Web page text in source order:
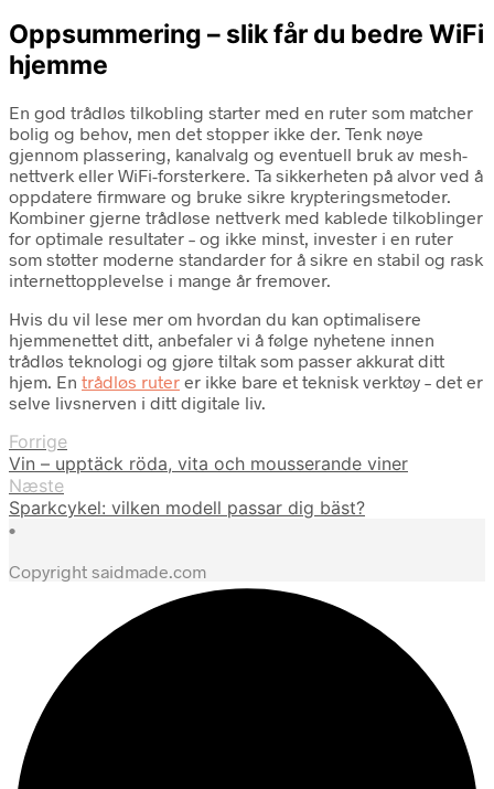
Oppsummering – slik får du bedre WiFi
hjemme
En god trådløs tilkobling starter med en ruter som matcher
bolig og behov, men det stopper ikke der. Tenk nøye
gjennom plassering, kanalvalg og eventuell bruk av mesh-
nettverk eller WiFi-forsterkere. Ta sikkerheten på alvor ved å
oppdatere firmware og bruke sikre krypteringsmetoder.
Kombiner gjerne trådløse nettverk med kablede tilkoblinger
for optimale resultater – og ikke minst, invester i en ruter
som støtter moderne standarder for å sikre en stabil og rask
internettopplevelse i mange år fremover.
Hvis du vil lese mer om hvordan du kan optimalisere
hjemmenettet ditt, anbefaler vi å følge nyhetene innen
trådløs teknologi og gjøre tiltak som passer akkurat ditt
hjem. En trådløs ruter er ikke bare et teknisk verktøy – det er
selve livsnerven i ditt digitale liv.
Forrige
Vin – upptäck röda, vita och mousserande viner
Næste
Sparkcykel: vilken modell passar dig bäst?
•
Copyright saidmade.com